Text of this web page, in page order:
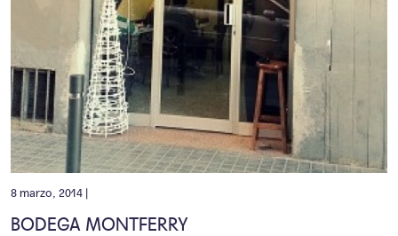
8 marzo, 2014 |
BODEGA MONTFERRY